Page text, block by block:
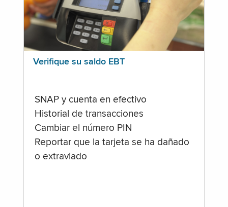
Verifique su saldo EBT
SNAP y cuenta en efectivo
Historial de transacciones
Cambiar el número PIN
Reportar que la tarjeta se ha dañado
o extraviado